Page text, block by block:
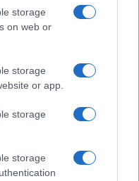
storage
on web or
storage
or app.
storage
storage
στιγμής από την
- 10:49
και τα
προσφυγόπουλα